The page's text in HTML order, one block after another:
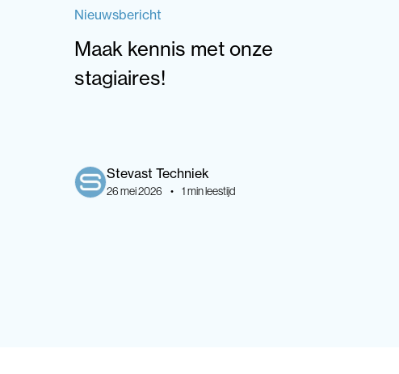
Nieuwsbericht
Maak kennis met onze
stagiaires!
Stevast Techniek
26 mei 2026 • 1min leestijd